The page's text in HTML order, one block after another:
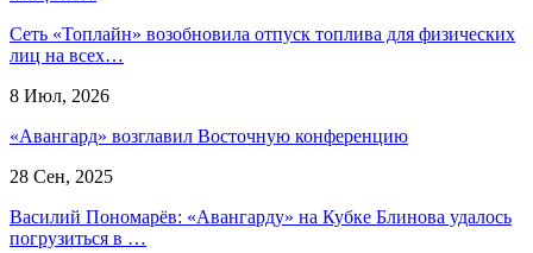
Сеть «Топлайн» возобновила отпуск топлива для физических
лиц на всех…
8 Июл, 2026
«Авангард» возглавил Восточную конференцию
28 Сен, 2025
Василий Пономарёв: «Авангарду» на Кубке Блинова удалось
погрузиться в …